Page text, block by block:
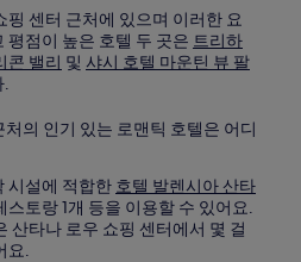
핑 센터 근처에 있으며 이러한 요
평점이 높은 호텔 두 곳은 트리하
콘 밸리 및 샤시 호텔 마운틴 뷰 팔
.
의 인기 있는 로맨틱 호텔은 어디
시설에 적합한 호텔 발렌시아 산타
스토랑 1개 등을 이용할 수 있어요.
산타나 로우 쇼핑 센터에서 몇 걸
요.